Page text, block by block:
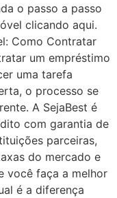
o passo a passo
clicando aqui.
Como Contratar
um empréstimo
uma tarefa
o processo se
A SejaBest é
com garantia de
parceiras,
do mercado e
você faça a melhor
é a diferença